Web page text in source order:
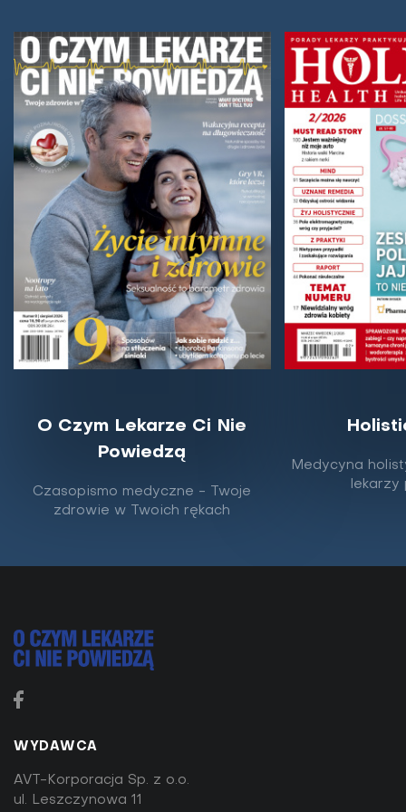
Rodzaje kasz i ich właściwości
zdrowotne
Ziemniaki od wielu lat stanowią podstawę tradycyjnej
kuchni i trudno się temu dziwić. Są łatwo dostępne,
sycące i dobrze komponują się z wieloma...
właściwości zdrowotne
O Czym Lekarze Ci Nie
Powiedzą
Czasopismo medyczne - Twoje
zdrowie w Twoich rękach
Medycyna
lekarzy
WYDAWCA
AVT-Korporacja Sp. z o.o.
ul. Leszczynowa 11